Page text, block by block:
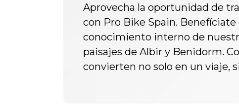
Aprovecha la oportunidad de
con Pro Bike Spain.
conocimiento interno de
paisajes de Albir y Benidorm.
convierten no solo en un viaje,